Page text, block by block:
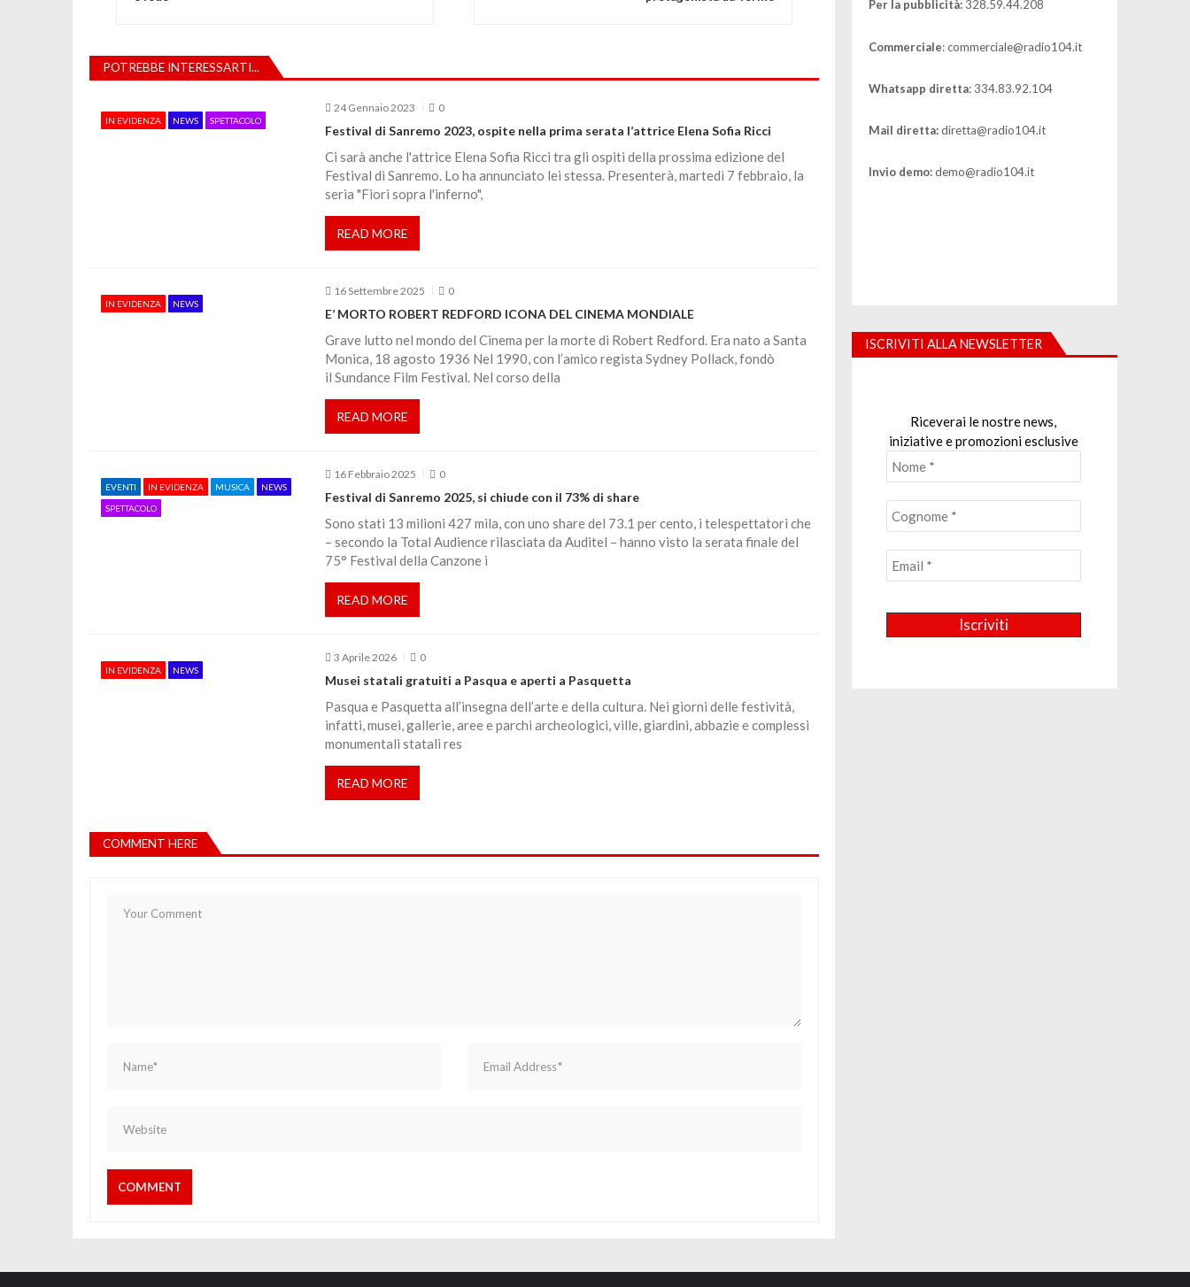
v
i
g
o
o
POTREBBE INTERESSARTI...
IN EVIDENZA NEWS SPETTACOLO
24 Gennaio 2023 0
Festival di Sanremo 2023, ospite nella prima serata l’attrice Elena Sofia Ricci
Ci sarà anche l'attrice Elena Sofia Ricci tra gli ospiti della prossima edizione del
Festival di Sanremo. Lo ha annunciato lei stessa. Presenterà, martedì 7 febbraio, la
seria "Fiori sopra l'inferno",
READ MORE
IN EVIDENZA NEWS
16 Settembre 2025 0
E’ MORTO ROBERT REDFORD ICONA DEL CINEMA MONDIALE
Grave lutto nel mondo del Cinema per la morte di Robert Redford. Era nato a Santa
Monica, 18 agosto 1936 Nel 1990, con l’amico regista Sydney Pollack, fondò
il Sundance Film Festival. Nel corso della
READ MORE
EVENTI IN EVIDENZA MUSICA
NEWS
SPETTACOLO
16 Febbraio 2025 0
Festival di Sanremo 2025, si chiude con il 73% di share
Sono stati 13 milioni 427 mila, con uno share del 73.1 per cento, i telespettatori che
– secondo la Total Audience rilasciata da Auditel – hanno visto la serata finale del
75° Festival della Canzone i
READ MORE
IN EVIDENZA NEWS
3 Aprile 2026 0
Musei statali gratuiti a Pasqua e aperti a Pasquetta
Pasqua e Pasquetta all’insegna dell’arte e della cultura. Nei giorni delle festività,
infatti, musei, gallerie, aree e parchi archeologici, ville, giardini, abbazie e complessi
monumentali statali res
READ MORE
COMMENT HERE
Per la pubblicità:328.59.44.208
Commerciale: commerciale@radio104.it
Whatsapp diretta: 334.83.92.104
Mail diretta:diretta@radio104.it
Invio demo:demo@radio104.it
ISCRIVITI ALLA NEWSLETTER
Riceverai le nostre news,
iniziative e promozioni esclusive